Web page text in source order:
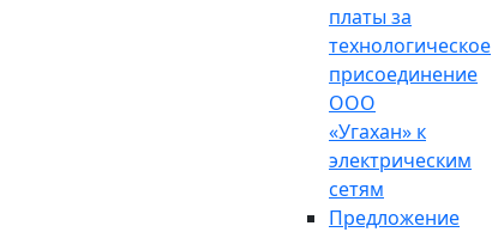
платы за
технологическое
присоединение
ООО
«Угахан» к
электрическим
сетям
Предложение